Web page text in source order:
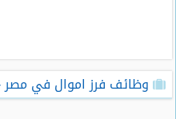
تصفح
الوظائف
وظائف فرز اموال في مصر -